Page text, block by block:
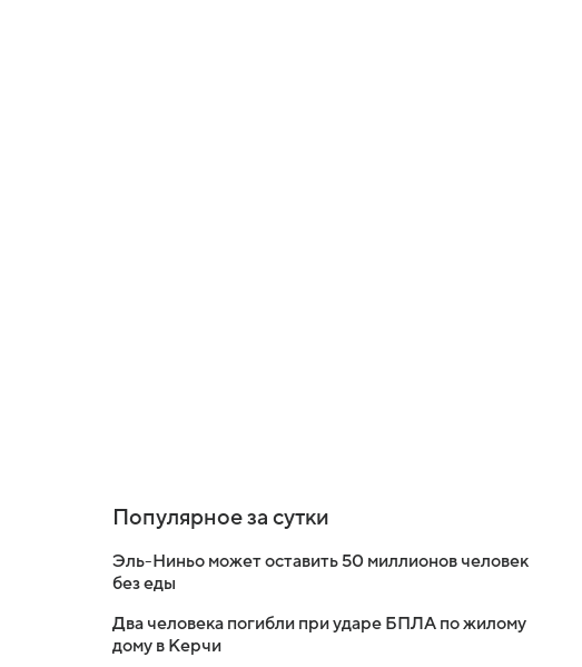
Популярное за сутки
Эль-Ниньо может оставить 50 миллионов человек
без еды
Два человека погибли при ударе БПЛА по жилому
дому в Керчи